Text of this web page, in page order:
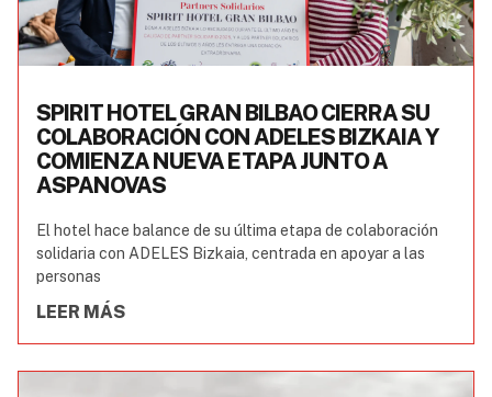
SPIRIT HOTEL GRAN BILBAO CIERRA SU
COLABORACIÓN CON ADELES BIZKAIA Y
COMIENZA NUEVA ETAPA JUNTO A
ASPANOVAS
El hotel hace balance de su última etapa de colaboración
solidaria con ADELES Bizkaia, centrada en apoyar a las
personas
LEER MÁS